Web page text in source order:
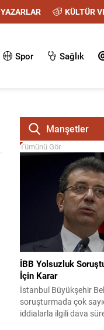
YAZARLAR KÜLTÜR
Spor Sağlık
Manşetler
Tümünü Gör
İBB Yolsuzluk
İçin Karar
İstanbul Büyükşehir
soruşturmada çok
iddialarla ilgili dava